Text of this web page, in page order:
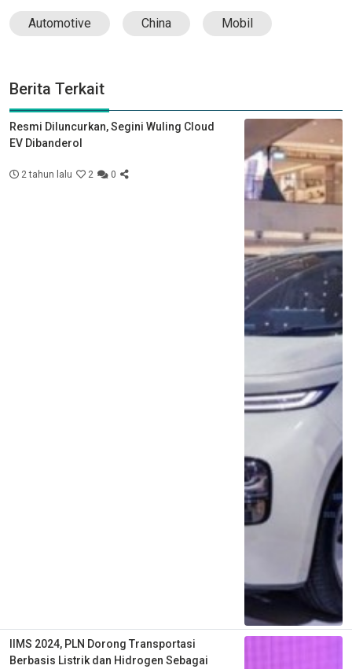
Automotive China Mobil
Berita Terkait
Resmi Diluncurkan, Segini Wuling Cloud
EV Dibanderol
2 tahun lalu 2 0
IIMS 2024, PLN Dorong Transportasi
Berbasis Listrik dan Hidrogen Sebagai